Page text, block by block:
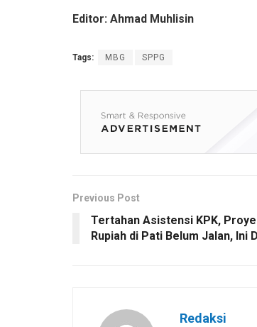
Editor: Ahmad Muhlisin
Tags: MBG SPPG
Previous Post
Tertahan Asistensi KPK,
Rupiah di Pati Belum Jalan, Ini
Redaksi